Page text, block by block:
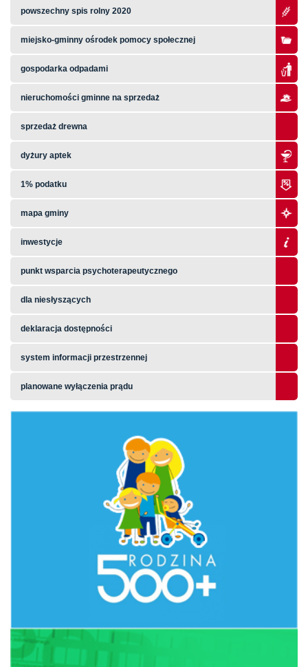
powszechny spis rolny 2020
miejsko-gminny ośrodek pomocy społecznej
gospodarka odpadami
nieruchomości gminne na sprzedaż
sprzedaż drewna
dyżury aptek
1% podatku
mapa gminy
inwestycje
punkt wsparcia psychoterapeutycznego
dla niesłyszących
deklaracja dostępności
system informacji przestrzennej
planowane wyłączenia prądu